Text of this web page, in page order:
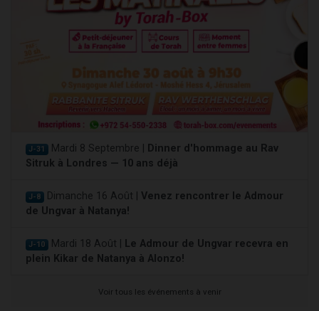
J-31 Mardi 8 Septembre |
Dinner d'hommage au Rav
Sitruk à Londres — 10 ans déjà
J-8 Dimanche 16 Août | Venez rencontrer le Admour
de Ungvar à Natanya!
J-10 Mardi 18 Août |
Le Admour de Ungvar recevra en
plein Kikar de Natanya à Alonzo!
Voir tous les événements à venir